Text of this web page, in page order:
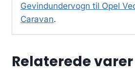
Gevindundervogn til Opel
Caravan.
Relaterede varer